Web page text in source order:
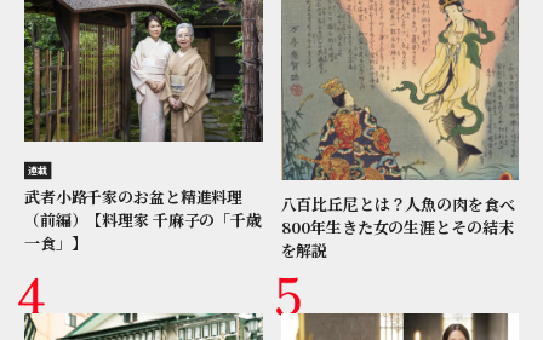
連載
武者小路千家のお盆と精進料理
（前編）【料理家 千麻子の「千歳
一食」】
八百比丘尼とは？人魚の肉を食べ
800年生きた女の生涯とその結末
を解説